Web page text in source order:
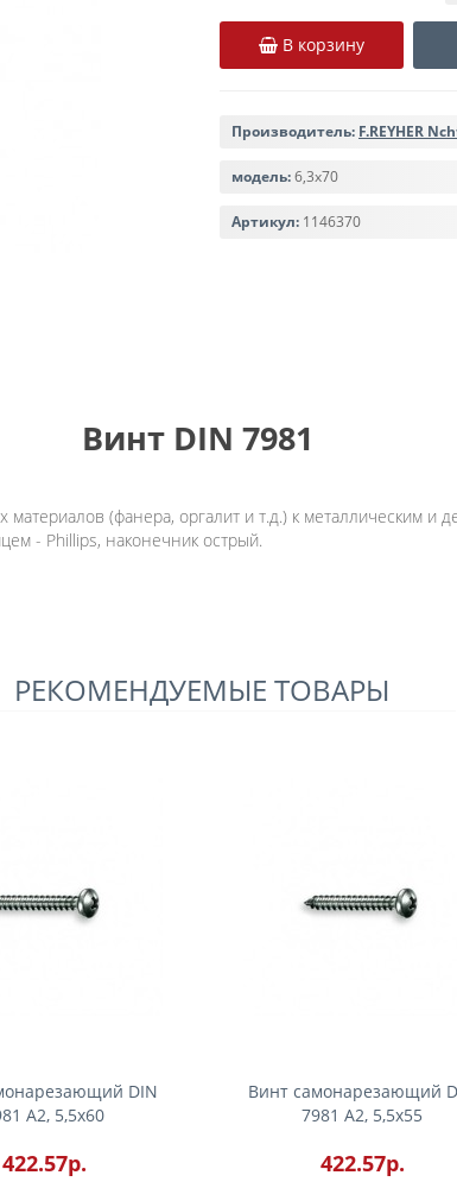
В корзину
Производитель: F.REYHER
модель:6,3х70
Артикул: 1146370
Винт DIN 7981
(фанера, оргалит и т.д.) к металлическим
- Phillips, наконечник острый.
РЕКОМЕНДУЕМЫЕ ТОВАРЫ
DIN
А2, 5,5x60
422.57р.
Винт самонарезающий
7981 А2, 5,5x55
422.57р.